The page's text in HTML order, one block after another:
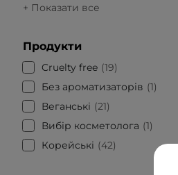
+ Показати все
Продукти
Cruelty free 19
Без ароматизаторів
1
Веганські
21
Вибір косметолога
1
Корейські
42